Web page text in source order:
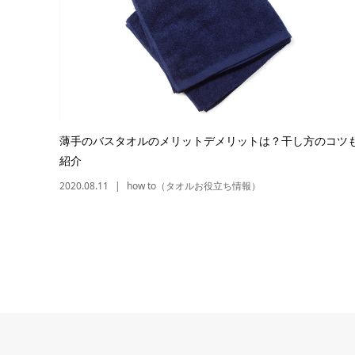
薄手のバスタオルのメリットデメリットは？干し方のコツ
紹介
2020.08.11 how to（タオルお役立ち情報）